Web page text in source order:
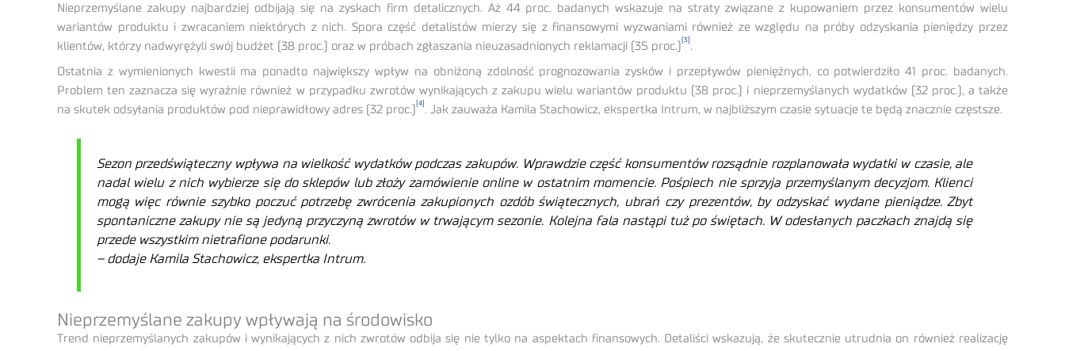
Nieprzemyślane zakupy najbardziej odbijają się na zyskach firm detalicznych. Aż 44 proc. badanych wskazuje na straty związane z kupowaniem przez konsumentów wielu
wariantów produktu i zwracaniem niektórych z nich. Spora część detalistów mierzy się z finansowymi wyzwaniami również ze względu na próby odzyskania pieniędzy przez
klientów, którzy nadwyrężyli swój budżet (38 proc.) oraz w próbach zgłaszania nieuzasadnionych reklamacji (35 proc.)
[3]
.
Ostatnia z wymienionych kwestii ma ponadto największy wpływ na obniżoną zdolność prognozowania zysków i przepływów pieniężnych, co potwierdziło 41 proc. badanych.
Problem ten zaznacza się wyraźnie również w przypadku zwrotów wynikających z zakupu wielu wariantów produktu (38 proc.) i nieprzemyślanych wydatków (32 proc.), a także
na skutek odsyłania produktów pod nieprawidłowy adres (32 proc.)
[4]
. Jak zauważa Kamila Stachowicz, ekspertka Intrum, w najbliższym czasie sytuacje te będą znacznie częstsze.
Sezon przedświąteczny wpływa na wielkość wydatków podczas zakupów. Wprawdzie część konsumentów rozsądnie rozplanowała wydatki w czasie, ale
nadal wielu z nich wybierze się do sklepów lub złoży zamówienie online w ostatnim momencie. Pośpiech nie sprzyja przemyślanym decyzjom. Klienci
mogą więc równie szybko poczuć potrzebę zwrócenia zakupionych ozdób świątecznych, ubrań czy prezentów, by odzyskać wydane pieniądze. Zbyt
spontaniczne zakupy nie są jedyną przyczyną zwrotów w trwającym sezonie. Kolejna fala nastąpi tuż po świętach. W odesłanych paczkach znajdą się
przede wszystkim nietrafione podarunki.
– dodaje Kamila Stachowicz, ekspertka Intrum.
Nieprzemyślane zakupy wpływają na środowisko
Trend nieprzemyślanych zakupów i wynikających z nich zwrotów odbija się nie tylko na aspektach finansowych. Detaliści wskazują, że skutecznie utrudnia on również realizację